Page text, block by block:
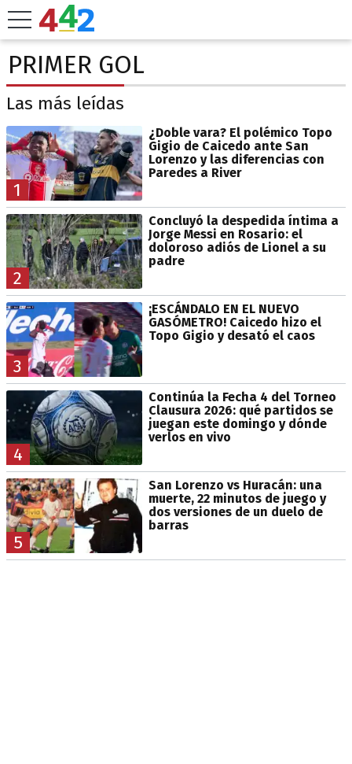
PRIMER GOL
Las más leídas
1
¿Doble vara? El polémico Topo
Gigio de Caicedo ante San
Lorenzo y las diferencias con
Paredes a River
2
Concluyó la despedida íntima a
Jorge Messi en Rosario: el
doloroso adiós de Lionel a su
padre
3
¡ESCÁNDALO EN EL NUEVO
GASÓMETRO! Caicedo hizo el
Topo Gigio y desató el caos
4
Continúa la Fecha 4 del Torneo
Clausura 2026: qué partidos se
juegan este domingo y dónde
verlos en vivo
5
San Lorenzo vs Huracán: una
muerte, 22 minutos de juego y
dos versiones de un duelo de
barras